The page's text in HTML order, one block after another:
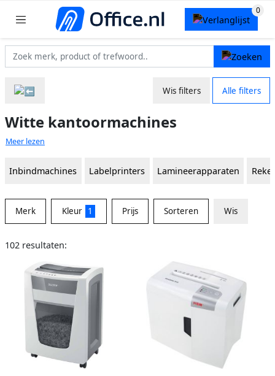
Wis filters Alle filters
Witte kantoormachines
Meer lezen
Inbindmachines Labelprinters Lamineerapparaten
Merk Kleur 1 Prijs Sorteren Wis
102 resultaten: